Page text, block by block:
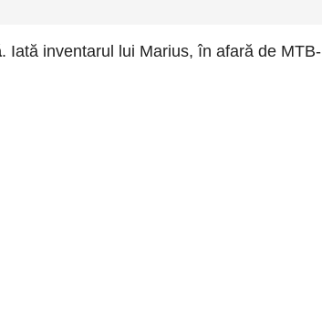
. Iată inventarul lui Marius, în afară de MTB-